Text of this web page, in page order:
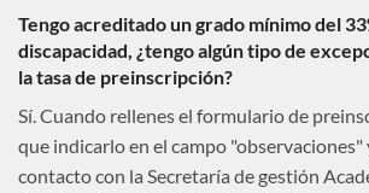
Tengo acreditado un grado mínimo del
discapacidad, ¿tengo algún tipo de
la tasa de preinscripción?
Sí. Cuando rellenes el formulario de
que indicarlo en el campo "observaciones"
contacto con la Secretaría de gestión